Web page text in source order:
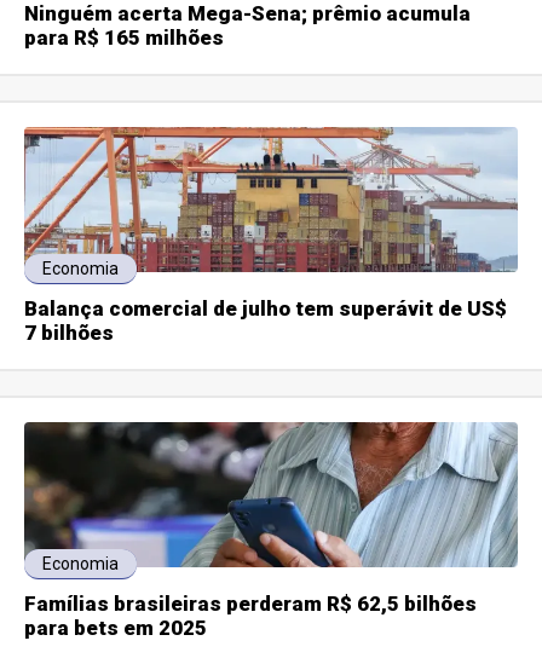
Ninguém acerta Mega-Sena; prêmio acumula
para R$ 165 milhões
Economia
Balança comercial de julho tem superávit de US$
7 bilhões
Economia
Famílias brasileiras perderam R$ 62,5 bilhões
para bets em 2025